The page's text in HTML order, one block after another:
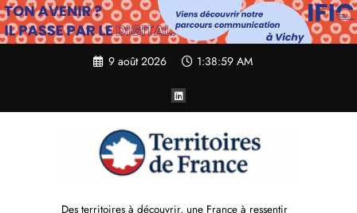
Aller
au
contenu
9 août 2026 1:39:00 AM
Des territoires à découvrir, une France à ressentir